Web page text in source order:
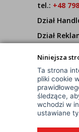
Niniejsza
Ta strona
pliki cookie
śledzące,
wchodzi w
ustawiane
tel.: +48
Dział
Dział
7:00 - 15:00